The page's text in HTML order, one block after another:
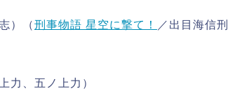
）（刑事物語 星空に撃て！
／出目海信刑
力、五ノ上力）